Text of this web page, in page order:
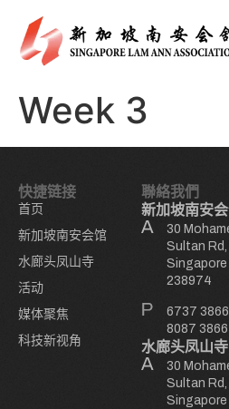
Week 3
快捷链接
首页
新加坡南安会馆
水廊头凤山寺
活动
媒体聚焦
科技新视角
聯絡我們
新加坡南安
30
Sultan Rd,
Singapore
238974
6737 3866
8087 3866
水廊头凤山寺
30
Sultan Rd,
Singapore